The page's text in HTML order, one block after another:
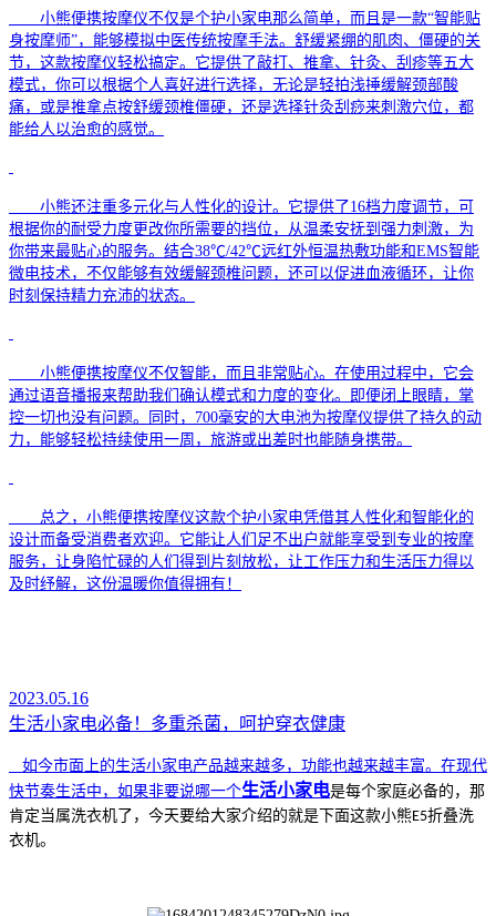
小熊便携按摩仪不仅是个护小家电那么简单，而且 是一款“智能贴
身按摩师”， 能够模拟中医传统按摩手法。舒缓紧绷的肌肉、僵硬的关
节，这款按摩仪轻松搞定。它提供了敲打、推拿、针灸、刮疹等五大
模式， 你可以根据个人喜好进行选择， 无论是轻拍浅捶缓解颈部酸
痛， 或是推拿点按舒缓颈椎僵硬 ， 还是选择针灸刮痧来刺激穴位，都
能给人以治愈的感觉。
小熊还注重多元化与人性化的设计。它提供了16档力度调节，可
根据你的耐受力度更改你所需要的挡位 ，从温柔安抚到强力刺激，为
你带来最贴心的服务。 结合38℃/42℃远红外恒温热敷功能和EMS智能
微电技术，不仅能够有效缓解颈椎问题，还可以促进血液循环，让你
时刻保持精力充沛的状态。
小熊便携按摩仪不仅智能，而且非常贴心。在使用过程中，它会
通过语音播报来帮助我们确认模式和力度的变化。即便闭上眼睛，掌
控一切也没有问题。同时， 700毫安的大电池为按摩仪提供了持久的动
力，能够轻松持续使用一周，旅游或出差时也能随身携带。
总之， 小熊便携按摩仪这款个护小家电凭借其人性化和智能化的
设计而备受消费者欢迎。它能让人们 足不出户就能享受到专业的按摩
服务， 让身陷忙碌的人们得到片刻放松，让工作压力和生活压力得以
及时纾解， 这份温暖你值得拥有！
2023.05.16
生活小家电必备！多重杀菌，呵护穿衣健康
如今市面上的生活小家电产品越来越多，功能也越来越丰富。在现代
快节奏生活中，如果非要说哪一个生活小家电是每个家庭必备的，那
肯定当属洗衣机了，今天要给大家介绍的就是下面这款小熊E5折叠洗
衣机。